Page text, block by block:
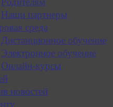
Наши партнеры
среда
Дистанционное обучение
Электронное обучение
Онлайн-курсы
новостей